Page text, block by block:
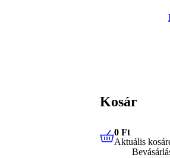
Kosár
0 Ft
0 Ft
Aktuális